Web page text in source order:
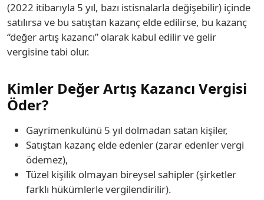
(2022 itibarıyla 5 yıl, bazı istisnalarla değişebilir) içinde
satılırsa ve bu satıştan kazanç elde edilirse, bu kazanç
“değer artış kazancı” olarak kabul edilir ve gelir
vergisine tabi olur.
Kimler Değer Artış Kazancı Vergisi
Öder?
Gayrimenkulünü 5 yıl dolmadan satan kişiler,
Satıştan kazanç elde edenler (zarar edenler vergi
ödemez),
Tüzel kişilik olmayan bireysel sahipler (şirketler
farklı hükümlerle vergilendirilir).